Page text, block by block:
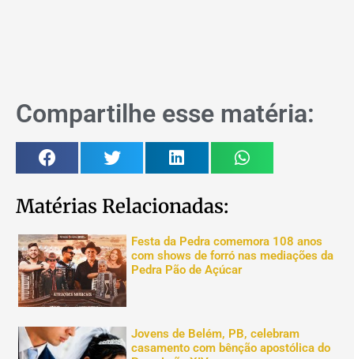
Compartilhe esse matéria:
Matérias Relacionadas:
Festa da Pedra comemora 108 anos
com shows de forró nas mediações da
Pedra Pão de Açúcar
Jovens de Belém, PB, celebram
casamento com bênção apostólica do